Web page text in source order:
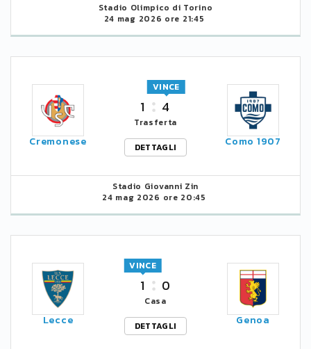
Stadio Olimpico di Torino
24 mag 2026 ore 21:45
Cremonese
1 4
VINCE
Trasferta
DETTAGLI
Como 1907
Stadio Giovanni Zin
24 mag 2026 ore 20:45
Lecce
1
VINCE
0
Casa
DETTAGLI
Genoa